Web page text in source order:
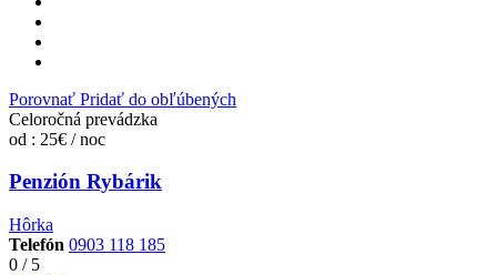
Porovnať Pridať do obľúbených
Celoročná prevádzka
od : 25€ / noc
Penzión Rybárik
Hôrka
Telefón 0903 118 185
0 /5